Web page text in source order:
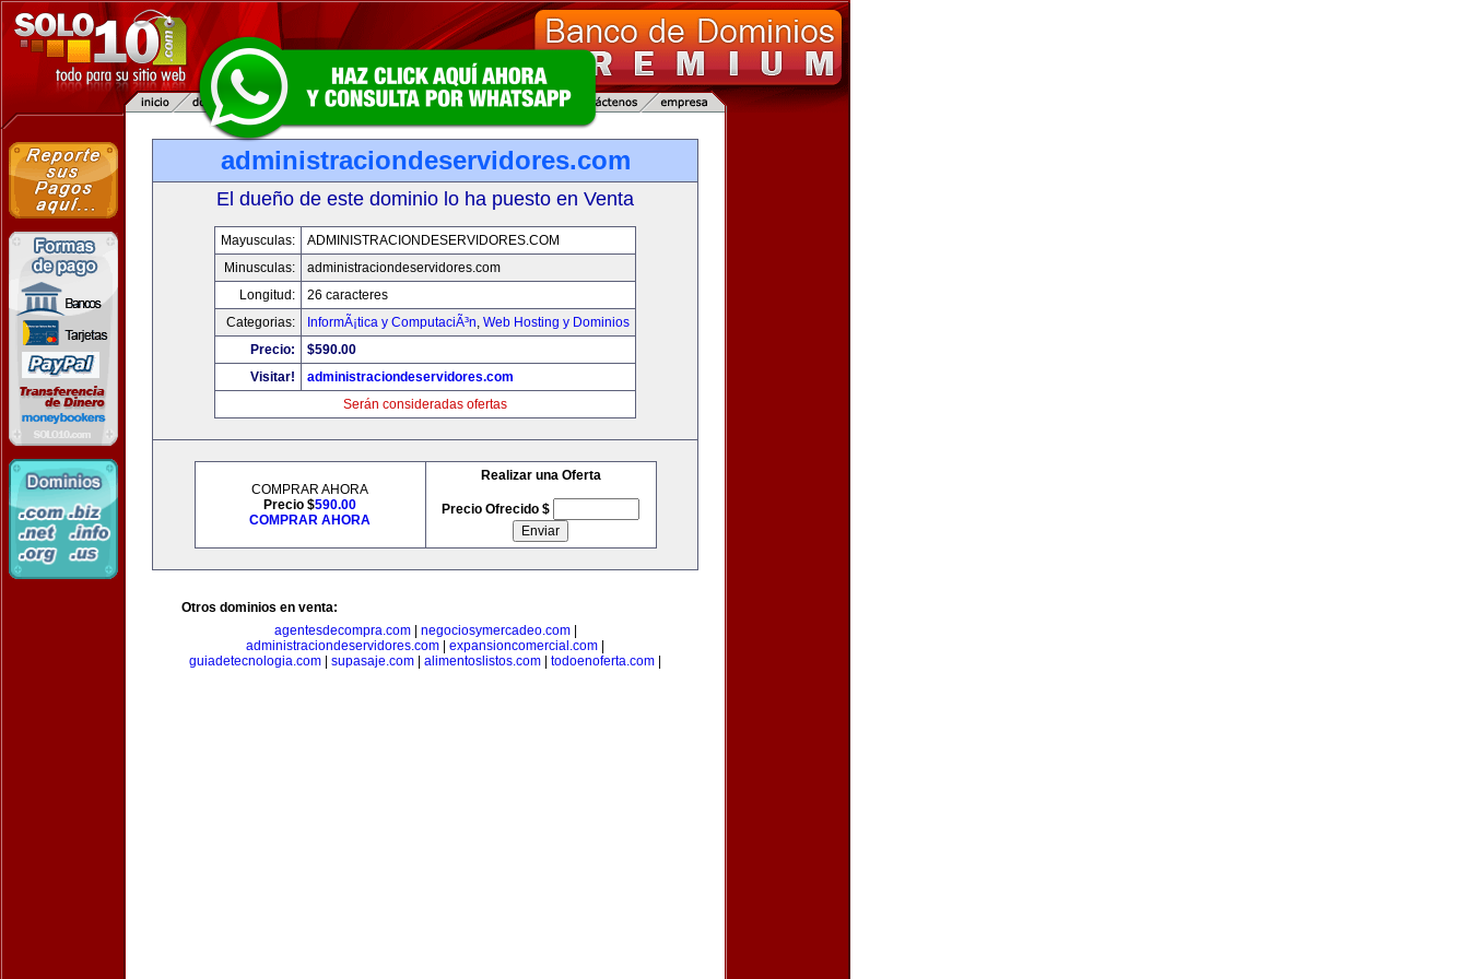
administraciondeservidores.com
El dueño de este dominio lo ha puesto en Venta
Mayusculas:
ADMINISTRACIONDESERVIDORES.COM
Minusculas:
administraciondeservidores.com
Longitud:
26 caracteres
Categorias:
InformÃ¡tica y ComputaciÃ³n, Web Hosting y Dominios
Precio:
$590.00
Visitar!
administraciondeservidores.com
Serán consideradas ofertas
COMPRAR AHORA
Precio $590.00
COMPRAR AHORA
Realizar una Oferta
Precio Ofrecido $
Otros dominios en venta:
agentesdecompra.com| negociosymercadeo.com|
administraciondeservidores.com
expansioncomercial.com
guiadetecnologia.com
supasaje.com alimentoslistos.com todoenoferta.com